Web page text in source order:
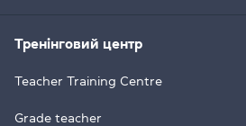
Тренінговий центр
Teacher Training Centre
Grade teacher